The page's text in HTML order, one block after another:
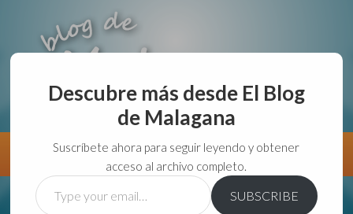
aunque lo haga de malas lo hago....
Información Directorio VivirGuadalajara
Descubre más desde El Blog
de Malagana
Suscríbete ahora para seguir leyendo y obtener
acceso al archivo completo.
Type
your
SUBSCRIBE